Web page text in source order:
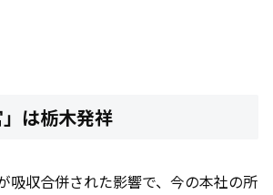
」は栃木発祥
吸収合併された影響で、今の本社の所